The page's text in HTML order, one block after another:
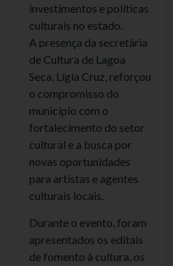
investimentos e políticas
culturais no estado.
A presença da secretária
de Cultura de Lagoa
Seca, Lígia Cruz, reforçou
o compromisso do
município com o
fortalecimento do setor
cultural e a busca por
novas oportunidades
para artistas e agentes
culturais locais.
Durante o evento, foram
apresentados os editais
de fomento à cultura, os